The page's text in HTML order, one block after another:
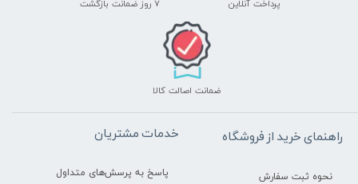
پرداخت آنلاین ۷ روز ضمانت بازگشت
ضمانت اصالت کالا
راهنمای خرید از فروشگاه
نحوه ثبت سفارش
خدمات مشتریان
پاسخ به پرسش‌های متداول